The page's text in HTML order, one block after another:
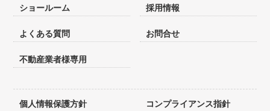
ショールーム 採用情報
よくある質問 お問合せ
不動産業者様専用
個人情報保護方針 コンプライアンス指針